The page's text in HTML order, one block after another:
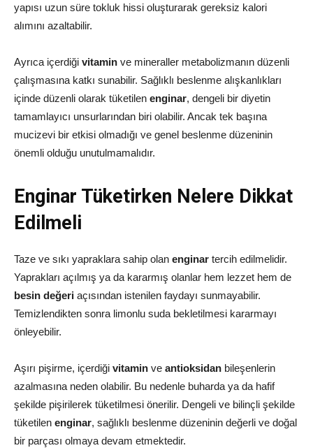
yapısı uzun süre tokluk hissi oluşturarak gereksiz kalori
alımını azaltabilir.
Ayrıca içerdiği vitamin ve mineraller metabolizmanın düzenli
çalışmasına katkı sunabilir. Sağlıklı beslenme alışkanlıkları
içinde düzenli olarak tüketilen enginar, dengeli bir diyetin
tamamlayıcı unsurlarından biri olabilir. Ancak tek başına
mucizevi bir etkisi olmadığı ve genel beslenme düzeninin
önemli olduğu unutulmamalıdır.
Enginar Tüketirken Nelere Dikkat
Edilmeli
Taze ve sıkı yapraklara sahip olan enginar tercih edilmelidir.
Yaprakları açılmış ya da kararmış olanlar hem lezzet hem de
besin değeri açısından istenilen faydayı sunmayabilir.
Temizlendikten sonra limonlu suda bekletilmesi kararmayı
önleyebilir.
Aşırı pişirme, içerdiği vitamin ve antioksidan bileşenlerin
azalmasına neden olabilir. Bu nedenle buharda ya da hafif
şekilde pişirilerek tüketilmesi önerilir. Dengeli ve bilinçli şekilde
tüketilen enginar, sağlıklı beslenme düzeninin değerli ve doğal
bir parçası olmaya devam etmektedir.